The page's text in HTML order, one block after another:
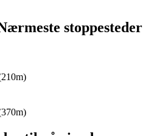
stoppesteder
210m)
370m)